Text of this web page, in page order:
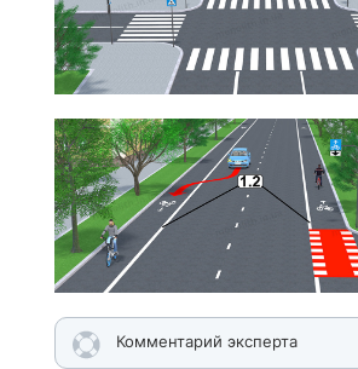
Комментарий эксперта